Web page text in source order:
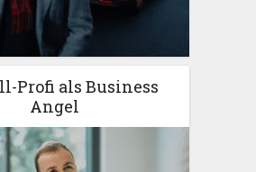
Profi als Business
Angel